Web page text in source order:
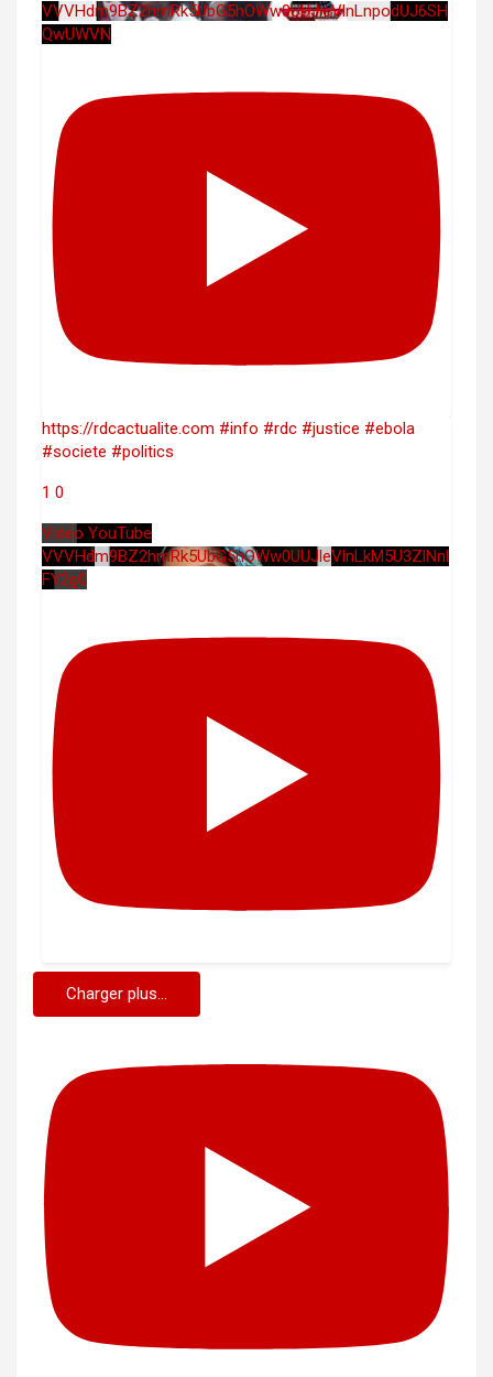
VVVHdm9BZ2hmRk5UbG5hOWw0UUJleVlnLnpodUJ6SH
QwUWVN
https://rdcactualite.com #info #rdc #justice #ebola
#societe #politics
1 0
Vidéo YouTube
VVVHdm9BZ2hmRk5UbG5hOWw0UUJleVlnLkM5U3ZlNnl
FY2g0
Charger plus...